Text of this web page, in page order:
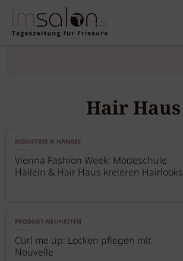
Hair Haus
INDUSTRIE & HANDEL
Vienna Fashion Week: Modeschule
Hallein & Hair Haus kreieren Hairlooks
PRODUKT-NEUHEITEN
Curl me up: Locken pflegen mit
Nouvelle